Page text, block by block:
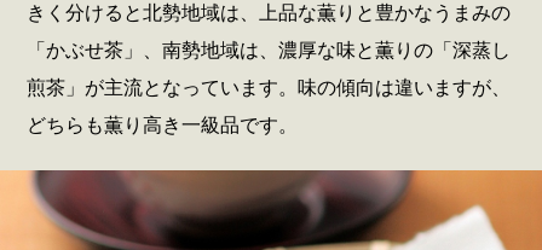
きく分けると北勢地域は、上品な薫りと豊かなうまみの
「かぶせ茶」、南勢地域は、濃厚な味と薫りの「深蒸し
煎茶」が主流となっています。味の傾向は違いますが、
どちらも薫り高き一級品です。